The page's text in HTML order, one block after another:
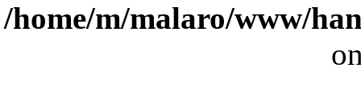
/home/m/malaro/www/